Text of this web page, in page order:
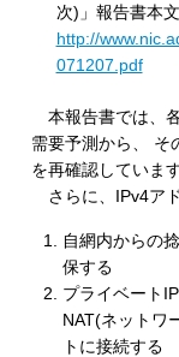
次)」報告書本
http://
071207.pdf
本報告書では、
需要予測から、 そ
を再確認しています
さらに、IPv4ア
自網内からの
保する
プライベート
NAT(ネットワ
トに接続する